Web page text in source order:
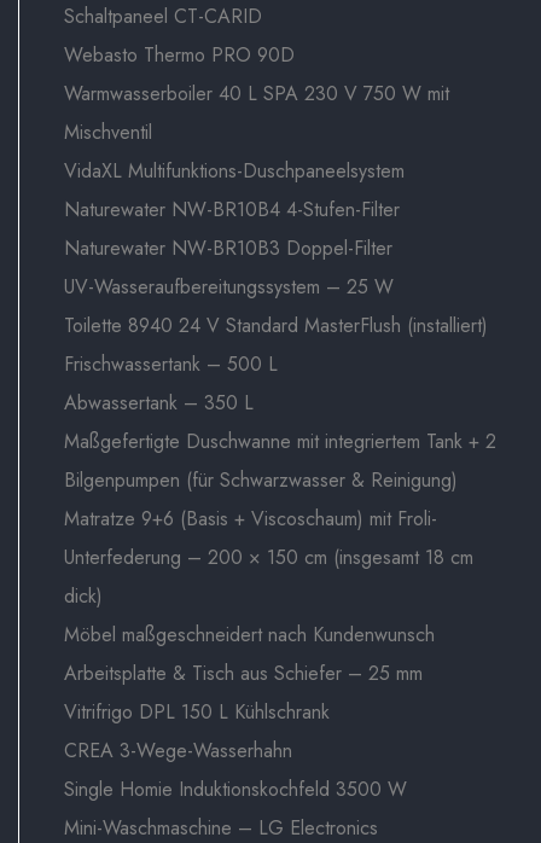
Schaltpaneel CT-CARID
Webasto Thermo PRO 90D
Warmwasserboiler 40 L SPA 230 V 750 W mit
Mischventil
VidaXL Multifunktions-Duschpaneelsystem
Naturewater NW-BR10B4 4-Stufen-Filter
Naturewater NW-BR10B3 Doppel-Filter
UV-Wasseraufbereitungssystem – 25 W
Toilette 8940 24 V Standard MasterFlush (installiert)
Frischwassertank – 500 L
Abwassertank – 350 L
Maßgefertigte Duschwanne mit integriertem Tank + 2
Bilgenpumpen (für Schwarzwasser & Reinigung)
Matratze 9+6 (Basis + Viscoschaum) mit Froli-
Unterfederung – 200 × 150 cm (insgesamt 18 cm
dick)
Möbel maßgeschneidert nach Kundenwunsch
Arbeitsplatte & Tisch aus Schiefer – 25 mm
Vitrifrigo DPL 150 L Kühlschrank
CREA 3-Wege-Wasserhahn
Single Homie Induktionskochfeld 3500 W
Mini-Waschmaschine – LG Electronics